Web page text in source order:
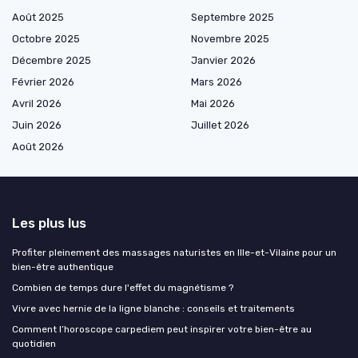
Août 2025
Septembre 2025
Octobre 2025
Novembre 2025
Décembre 2025
Janvier 2026
Février 2026
Mars 2026
Avril 2026
Mai 2026
Juin 2026
Juillet 2026
Août 2026
Les plus lus
Profiter pleinement des massages naturistes en Ille-et-Vilaine pour un
bien-être authentique
Combien de temps dure l'effet du magnétisme ?
Vivre avec hernie de la ligne blanche : conseils et traitements
Comment l’horoscope carpediem peut inspirer votre bien-être au
quotidien